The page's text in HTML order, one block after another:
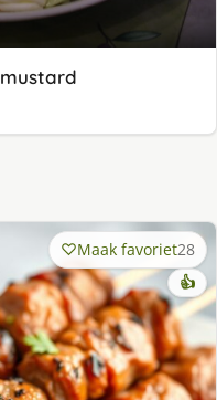
Maak favoriet28
👍